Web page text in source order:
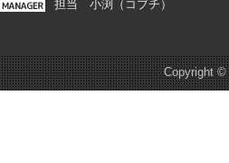
担当 小渕（コブチ）
Copyright ©